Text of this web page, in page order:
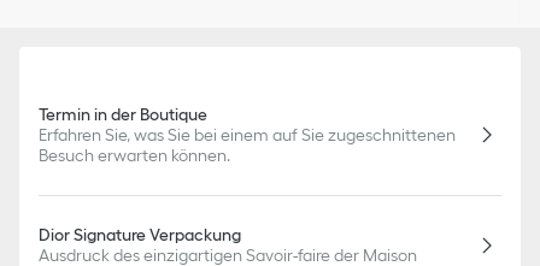
Termin in der Boutique
Erfahren Sie, was Sie bei einem auf Sie zugeschnittenen
Besuch erwarten können.
Dior Signature Verpackung
Ausdruck des einzigartigen Savoir-faire der Maison